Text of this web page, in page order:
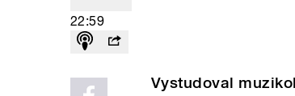
22:59
Vystudoval